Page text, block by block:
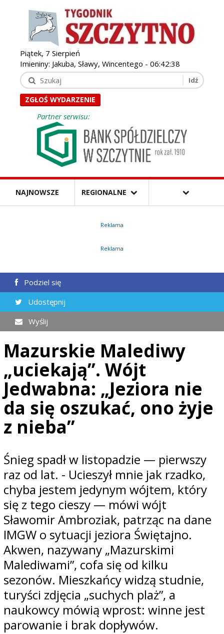
Piątek, 7 Sierpień
Imieniny: Jakuba, Sławy, Wincentego - 06:42:39
ZGŁOŚ WYDARZENIE
Partner serwisu:
NAJNOWSZE REGIONALNE
Reklama
Reklama
Podziel się
Udostępnij
Wyślij
Mazurskie Malediwy
„uciekają”. Wójt
Jedwabna: „Jeziora nie
da się oszukać, ono żyje
z nieba”
Śnieg spadł w listopadzie — pierwszy
raz od lat. - Ucieszył mnie jak rzadko,
chyba jestem jedynym wójtem, który
się z tego cieszy — mówi wójt
Sławomir Ambroziak, patrząc na dane
IMGW o sytuacji jeziora Świętajno.
Akwen, nazywany „Mazurskimi
Malediwami”, cofa się od kilku
sezonów. Mieszkańcy widzą studnie,
turyści zdjęcia „suchych plaż”, a
naukowcy mówią wprost: winne jest
parowanie i brak dopływów.